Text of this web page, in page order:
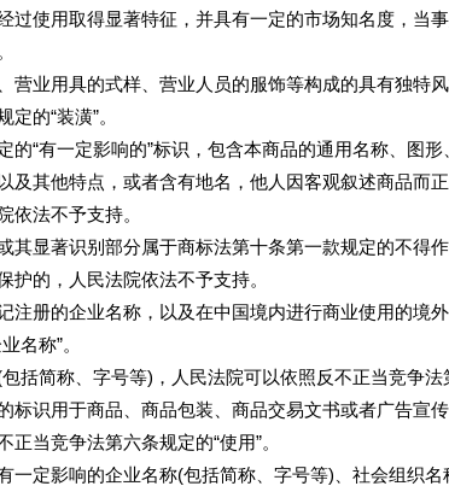
使用取得显著特征，并具有一定的市场知名度，当
业用具的式样、营业人员的服饰等构成的具有独特
的“装潢”。
“有一定影响的”标识，包含本商品的通用名称、图形
及其他特点，或者含有地名，他人因客观叙述商品而
依法不予支持。
显著识别部分属于商标法第十条第一款规定的不得
的，人民法院依法不予支持。
册的企业名称，以及在中国境内进行商业使用的境
名称”。
简称、字号等)，人民法院可以依照反不正当竞争法
识用于商品、商品包装、商品交易文书或者广告宣
当竞争法第六条规定的“使用”。
定影响的企业名称(包括简称、字号等)、社会组织名